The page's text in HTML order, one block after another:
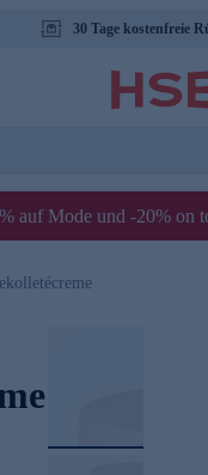
30 Tage kostenfreie
auf Mode und -20% on